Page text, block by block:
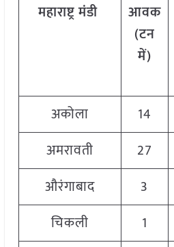
महाराष्ट्रमंडी
आवक
(टन
में)
अकोला
14
अमरावती
27
औरंगाबाद
3
चिकली
1